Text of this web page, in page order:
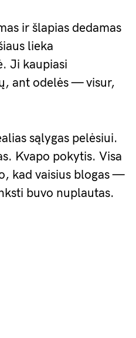
ir šlapias dedamas
lieka
Ji kaupiasi
ant odelės — visur,
sąlygas pelėsiui.
Kvapo pokytis. Visa
kad vaisius blogas —
buvo nuplautas.